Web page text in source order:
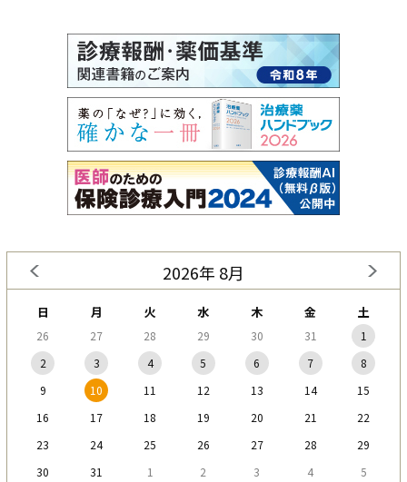
2026年 8月
日 月 火 水 木 金 土
26 27 28 29 30 31
1
2
3 4 5 6 7
8
9
10 11 12 13 14
15
16
17 18 19 20 21
22
23
24 25 26 27 28
29
30
31 1 2 3 4 5